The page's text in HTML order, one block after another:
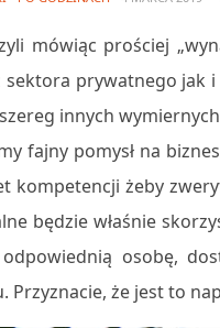
mówiąc prościej
prywatnego jak i
innych
fajny pomysł na
kompetencji żeby
będzie właśnie
osobę,
Przyznacie, że jest to